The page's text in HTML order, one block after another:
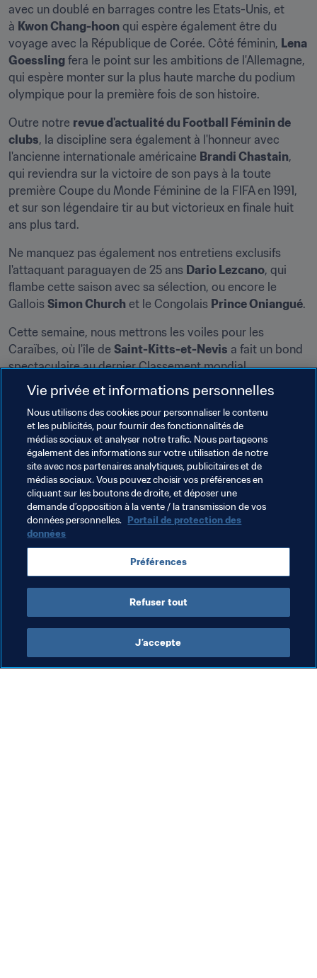
avec un doublé en barrages contre les Etats-Unis, et
à Kwon Chang-hoon qui espère également être du
voyage avec la République de Corée. Côté féminin, Lena
Goessling fera le point sur les ambitions de l'Allemagne,
qui espère monter sur la plus haute marche du podium
olympique pour la première fois de son histoire.
Outre notre revue d'actualité du Football Féminin de
clubs, la discipline sera également à l'honneur avec
l'ancienne internationale américaine Brandi Chastain,
qui reviendra sur la victoire de son pays à la toute
première Coupe du Monde Féminine de la FIFA en 1991,
et sur son légendaire tir au but victorieux en finale huit
ans plus tard.
Ne manquez pas également nos entretiens exclusifs
l'attaquant paraguayen de 25 ans Dario Lezcano, qui
flambe cette saison avec sa sélection, ou encore le
Gallois Simon Church et le Congolais Prince Oniangué.
Cette semaine, nous mettrons les voiles pour les
Caraïbes, où l'île de Saint-Kitts-et-Nevis a fait un bond
spectaculaire au dernier Classement mondial
FIFA/Coca-Cola, et nous suivrons de près les Ligues des
champions de la CAF, de la  CONCACAF et de l'AFC,
qualificatives pour la prochaine Coupe du Monde des
Clubs de la FIFA.
Et bien sur, vous retrouverez nos rubriques habituelles :
l'hebdo des bons mots, les chiffres de la semaine, les
anniversaires... Bonne semaine à tous, sur FIFA.com
Thèmes en lien
St Kitts and Nevis Concacaf
Vie privée et informations personnelles
Nous utilisons des cookies pour personnaliser le contenu
et les publicités, pour fournir des fonctionnalités de
médias sociaux et analyser notre trafic. Nous partageons
également des informations sur votre utilisation de notre
site avec nos partenaires analytiques, publicitaires et de
médias sociaux. Vous pouvez choisir vos préférences en
cliquant sur les boutons de droite, et déposer une
demande d’opposition à la vente / la transmission de vos
données personnelles. Portail de protection des
données
Préférences
Refuser tout
J’accepte